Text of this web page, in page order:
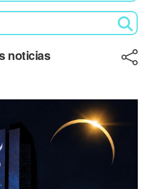
noticias